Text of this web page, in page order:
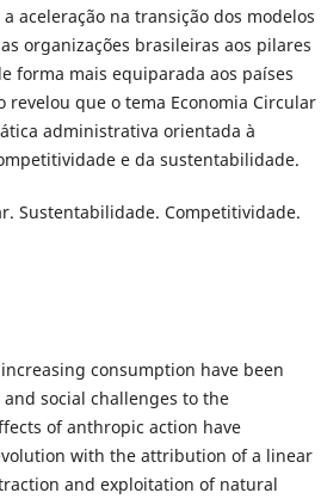
aceleração na transição dos modelos
organizações brasileiras aos pilares
forma mais equiparada aos países
que o tema Economia Circular
administrativa orientada à
e da sustentabilidade.
Sustentabilidade. Competitividade.
consumption have been
social challenges to the
of anthropic action have
with the attribution of a linear
and exploitation of natural